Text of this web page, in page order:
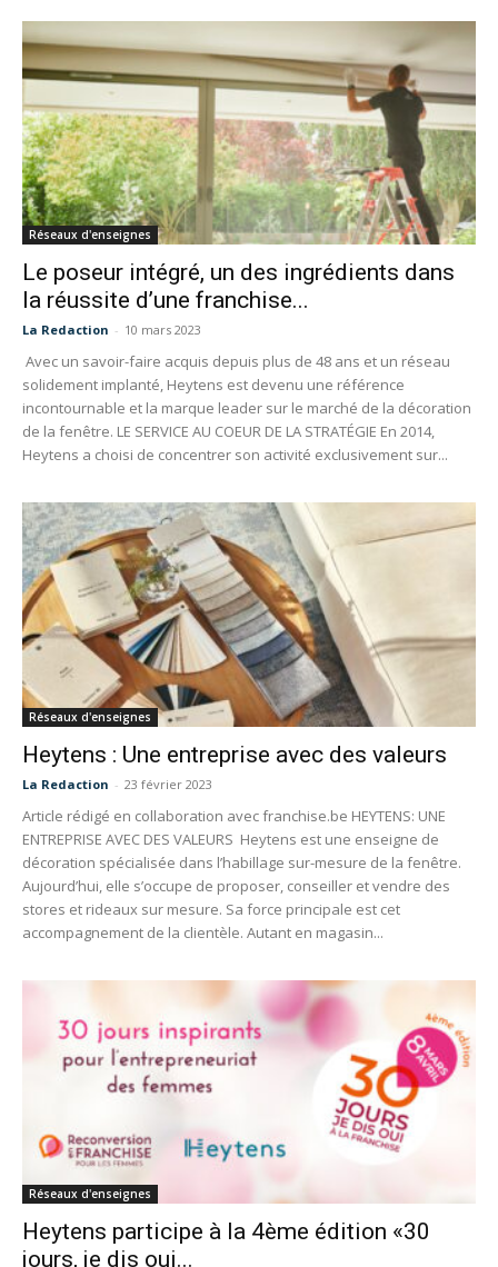
Réseaux d'enseignes
Le poseur intégré, un des ingrédients dans
la réussite d’une franchise...
La Redaction - 10 mars 2023
Avec un savoir-faire acquis depuis plus de 48 ans et un réseau
solidement implanté, Heytens est devenu une référence
incontournable et la marque leader sur le marché de la décoration
de la fenêtre. LE SERVICE AU COEUR DE LA STRATÉGIE En 2014,
Heytens a choisi de concentrer son activité exclusivement sur...
Réseaux d'enseignes
Heytens : Une entreprise avec des valeurs
La Redaction - 23 février 2023
Article rédigé en collaboration avec franchise.be HEYTENS: UNE
ENTREPRISE AVEC DES VALEURS Heytens est une enseigne de
décoration spécialisée dans l’habillage sur-mesure de la fenêtre.
Aujourd’hui, elle s’occupe de proposer, conseiller et vendre des
stores et rideaux sur mesure. Sa force principale est cet
accompagnement de la clientèle. Autant en magasin...
Réseaux d'enseignes
Heytens participe à la 4ème édition «30
jours, je dis oui...